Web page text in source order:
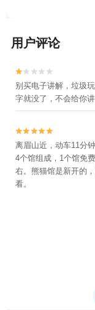
用户评论


别买电子讲解，垃圾
字就没了，不会给你


离眉山近，动车11分
4个馆组成，1个馆免
右。熊猫馆是新开的
看。